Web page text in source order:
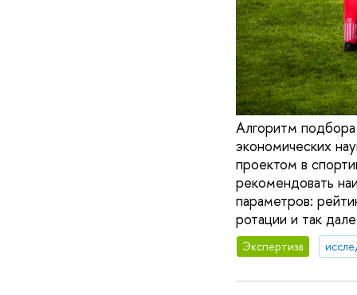
Алгоритм подбора
экономических
проектом в
рекомендовать
параметров:
ротации и так
Экспертиза